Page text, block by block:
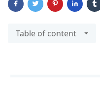
Table of content